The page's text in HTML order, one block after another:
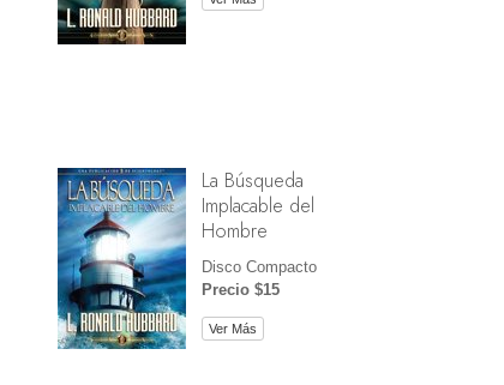
La Búsqueda
Implacable del
Hombre
Disco Compacto
Precio $15
Ver Más